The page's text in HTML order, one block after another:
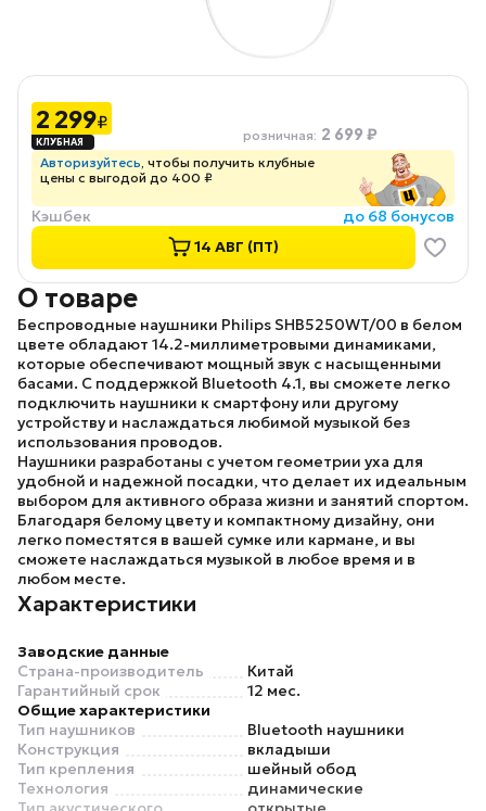
2 299₽
розничная: 2 699 ₽
Авторизуйтесь, чтобы получить клубные
цены с выгодой до 400 ₽
Кэшбек
до 68 бонусов
14 АВГ (ПТ)
О товаре
Беспроводные наушники Philips SHB5250WT/00 в белом
цвете обладают 14.2-миллиметровыми динамиками,
которые обеспечивают мощный звук с насыщенными
басами. С поддержкой Bluetooth 4.1, вы сможете легко
подключить наушники к смартфону или другому
устройству и наслаждаться любимой музыкой без
использования проводов.
Наушники разработаны с учетом геометрии уха для
удобной и надежной посадки, что делает их идеальным
выбором для активного образа жизни и занятий спортом.
Благодаря белому цвету и компактному дизайну, они
легко поместятся в вашей сумке или кармане, и вы
сможете наслаждаться музыкой в любое время и в
любом месте.
Характеристики
Заводские данные
Страна-производитель
Китай
Гарантийный срок
12 мес.
Общие характеристики
Тип наушников
Bluetooth наушники
Конструкция
вкладыши
Тип крепления
шейный обод
Технология
динамические